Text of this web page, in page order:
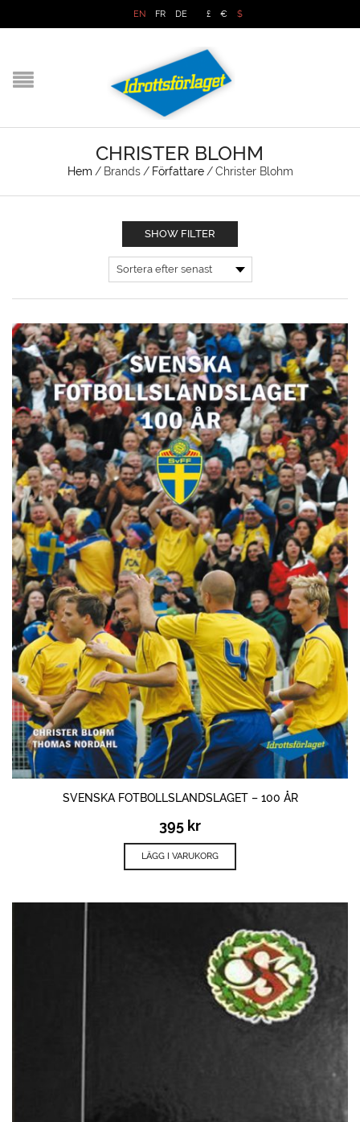
EN FR DE £ € $
CHRISTER BLOHM
Hem / Brands / Författare / Christer Blohm
SHOW FILTER
SVENSKA FOTBOLLSLANDSLAGET – 100 ÅR
395 kr
LÄGG I VARUKORG